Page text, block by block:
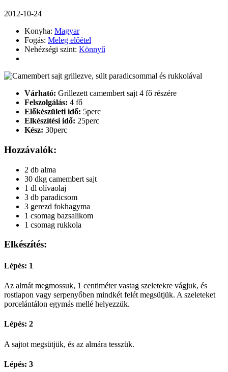
2012-10-24
Konyha: Magyar
Fogás: Meleg előétel
Nehézségi szint: Könnyű
Várható: Grillezett camembert sajt 4 fő részére
Felszolgálás: 4 fő
Előkészületi idő: 5perc
Elkészítési idő: 25perc
Kész: 30perc
Hozzávalók:
2 db alma
30 dkg camembert sajt
1 dl olívaolaj
3 db paradicsom
3 gerezd fokhagyma
1 csomag bazsalikom
1 csomag rukkola
Elkészítés:
Lépés: 1
Az almát megmossuk, 1 centiméter vastag szeletekre vágjuk, és
rostlapon vagy serpenyőben mindkét felét megsütjük. A szeleteket
porcelántálon egymás mellé helyezzük.
Lépés: 2
A sajtot megsütjük, és az almára tesszük.
Lépés: 3